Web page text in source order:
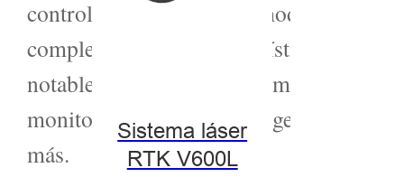
Sistema láser
RTK V600L
control remoto, diversos modos de
complementa con características como
notablemente bajo. Esta combinación
monitorización de riesgos geológicos,
más.